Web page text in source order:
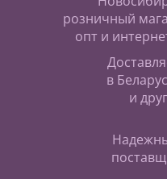
розничный
опт и
в
и